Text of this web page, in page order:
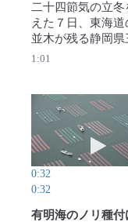
日公開
二十四節気の立冬
えた７日、東海道
並木が残る静岡県
市川原ケ谷で害虫
蟄の来年３月５日
され、入り込ん
こもごと処分され
【撮影・石川宏】
年11月7日公開
1:01
動画
0:32
0:32